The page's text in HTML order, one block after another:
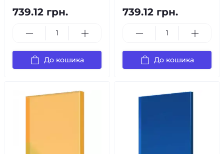
739.12 грн.
До кошика
739.12 грн.
До кошика